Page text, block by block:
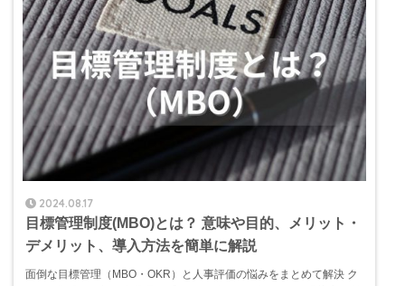
2024.08.17
目標管理制度(MBO)とは？ 意味や目的、メリット・
デメリット、導入方法を簡単に解説
面倒な目標管理（MBO・OKR）と人事評価の悩みをまとめて解決 ク